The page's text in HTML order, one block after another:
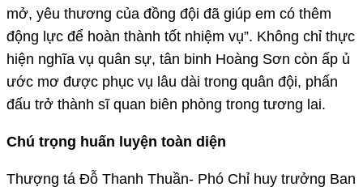
mở, yêu thương của đồng đội đã giúp em có thêm
động lực để hoàn thành tốt nhiệm vụ”. Không chỉ thực
hiện nghĩa vụ quân sự, tân binh Hoàng Sơn còn ấp ủ
ước mơ được phục vụ lâu dài trong quân đội, phấn
đấu trở thành sĩ quan biên phòng trong tương lai.
Chú trọng huấn luyện toàn diện
Thượng tá Đỗ Thanh Thuần- Phó Chỉ huy trưởng Ban